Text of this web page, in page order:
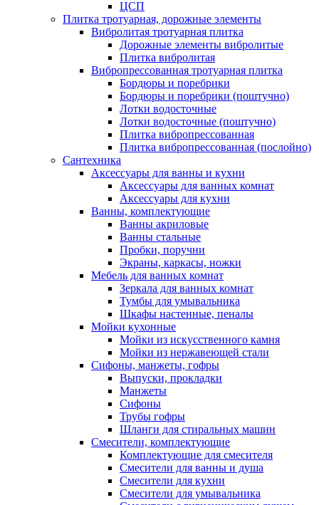
ЦСП
Плитка тротуарная, дорожные элементы
Вибролитая тротуарная плитка
Дорожные элементы вибролитые
Плитка вибролитая
Вибропрессованная тротуарная плитка
Бордюры и поребрики
Бордюры и поребрики (поштучно)
Лотки водосточные
Лотки водосточные (поштучно)
Плитка вибропрессованная
Плитка вибропрессованная (послойно)
Сантехника
Аксессуары для ванны и кухни
Аксессуары для ванных комнат
Аксессуары для кухни
Ванны, комплектующие
Ванны акриловые
Ванны стальные
Пробки, поручни
Экраны, каркасы, ножки
Мебель для ванных комнат
Зеркала для ванных комнат
Тумбы для умывальника
Шкафы настенные, пеналы
Мойки кухонные
Мойки из искусственного камня
Мойки из нержавеющей стали
Сифоны, манжеты, гофры
Выпуски, прокладки
Манжеты
Сифоны
Трубы гофры
Шланги для стиральных машин
Смесители, комплектующие
Комплектующие для смесителя
Смесители для ванны и душа
Смесители для кухни
Смесители для умывальника